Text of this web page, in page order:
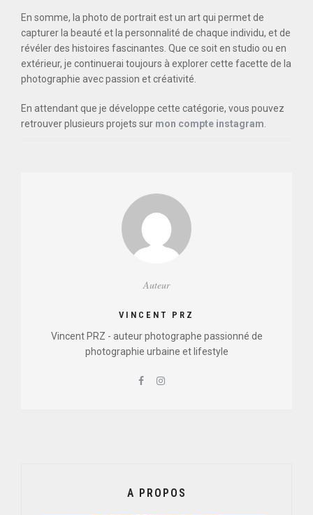
En somme, la photo de portrait est un art qui permet de
capturer la beauté et la personnalité de chaque individu, et de
révéler des histoires fascinantes. Que ce soit en studio ou en
extérieur, je continuerai toujours à explorer cette facette de la
photographie avec passion et créativité.
En attendant que je développe cette catégorie, vous pouvez
retrouver plusieurs projets sur mon compte instagram
Auteur
VINCENT PRZ
Vincent PRZ - auteur photographe passionné de
photographie urbaine et lifestyle
A PROPOS